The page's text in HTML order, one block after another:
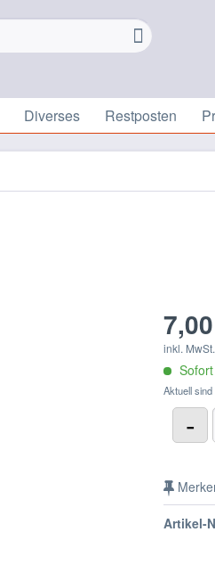
Diverses Restposten
inkl.
Aktuell
-
Artikel-